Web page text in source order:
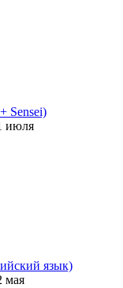
Sensei)
июля
язык)
мая